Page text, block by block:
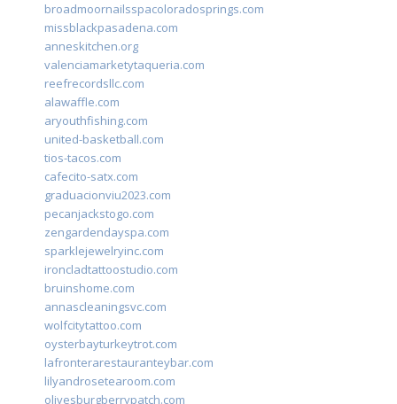
broadmoornailsspacoloradosprings.com
missblackpasadena.com
anneskitchen.org
valenciamarketytaqueria.com
reefrecordsllc.com
alawaffle.com
aryouthfishing.com
united-basketball.com
tios-tacos.com
cafecito-satx.com
graduacionviu2023.com
pecanjackstogo.com
zengardendayspa.com
sparklejewelryinc.com
ironcladtattoostudio.com
bruinshome.com
annascleaningsvc.com
wolfcitytattoo.com
oysterbayturkeytrot.com
lafronterarestauranteybar.com
lilyandrosetearoom.com
olivesburgberrypatch.com